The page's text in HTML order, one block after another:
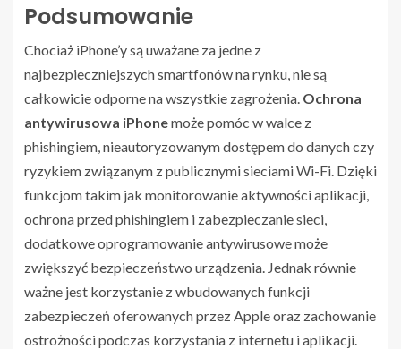
Podsumowanie
Chociaż iPhone’y są uważane za jedne z
najbezpieczniejszych smartfonów na rynku, nie są
całkowicie odporne na wszystkie zagrożenia. Ochrona
antywirusowa iPhonemoże pomóc w walce z
phishingiem, nieautoryzowanym dostępem do danych czy
ryzykiem związanym z publicznymi sieciami Wi-Fi. Dzięki
funkcjom takim jak monitorowanie aktywności aplikacji,
ochrona przed phishingiem i zabezpieczanie sieci,
dodatkowe oprogramowanie antywirusowe może
zwiększyć bezpieczeństwo urządzenia. Jednak równie
ważne jest korzystanie z wbudowanych funkcji
zabezpieczeń oferowanych przez Apple oraz zachowanie
ostrożności podczas korzystania z internetu i aplikacji.